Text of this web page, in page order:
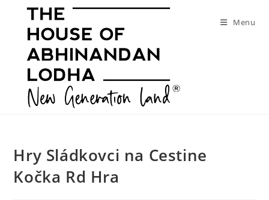
Menu
Hry Sládkovci na Cestine
Kočka Rd Hra